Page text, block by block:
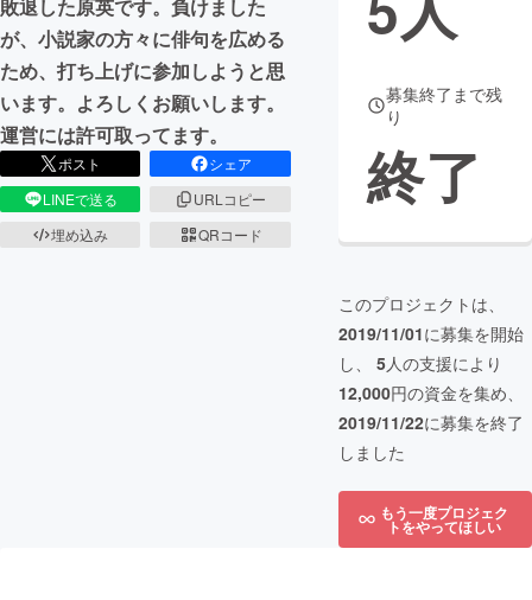
敗退した原英です。負けました
が、小説家の方々に俳句を広める
ため、打ち上げに参加しようと思
います。よろしくお願いします。
運営には許可取ってます。
ポスト
シェア
LINEで送る
URLコピー
埋め込み
QRコード
募集終了まで残
り
終了
このプロジェクトは、
2019/11/01に募集を開始
し、 5人の支援により
12,000円の資金を集め、
2019/11/22に募集を終了
しました
もう一度プロジェク
トをやってほしい